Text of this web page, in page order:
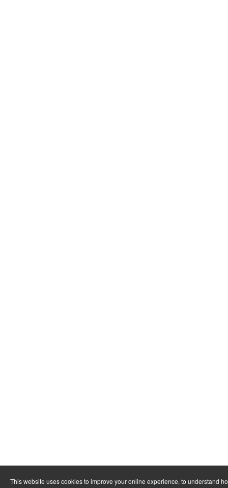
This website uses cookies to improve your online experience, to understand